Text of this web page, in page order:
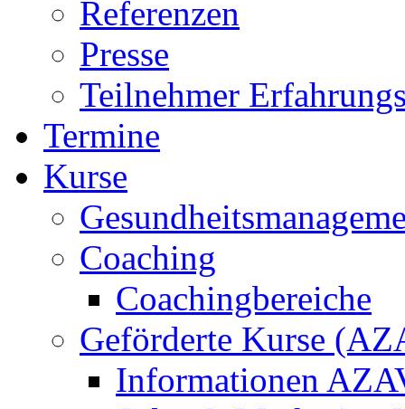
Referenzen
Presse
Teilnehmer
Termine
Kurse
Coaching
Coachingbereiche
Geförderte Kurse
Informationen